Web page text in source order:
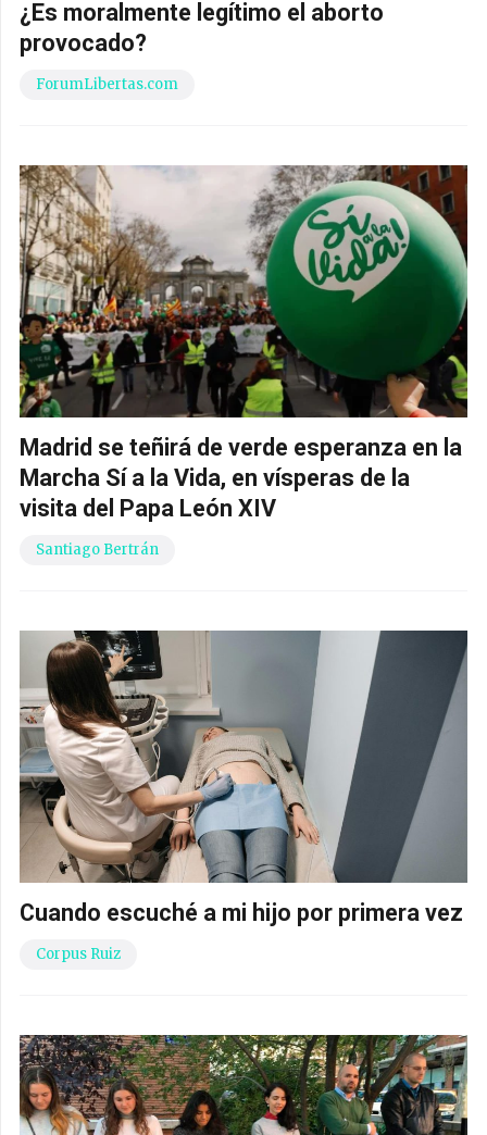
¿Es moralmente legítimo el aborto
provocado?
ForumLibertas.com
Madrid se teñirá de verde esperanza en la
Marcha Sí a la Vida, en vísperas de la
visita del Papa León XIV
Santiago Bertrán
Cuando escuché a mi hijo por primera vez
Corpus Ruiz